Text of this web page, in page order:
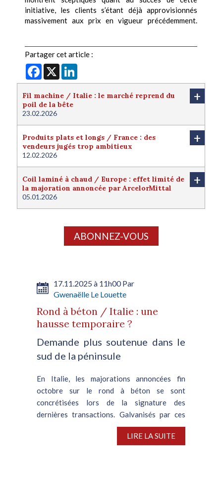
initiative, les clients s’étant déjà approvisionnés
massivement aux prix en vigueur précédemment.
Partager cet article :
Facebook
X
Fil machine / Italie : le marché reprend du
poil de la bête
23.02.2026
+
Produits plats et longs / France : des
vendeurs jugés trop ambitieux
12.02.2026
+
Coil laminé à chaud / Europe : effet limité de
la majoration annoncée par ArcelorMittal
05.01.2026
+
ABONNEZ-VOUS
17.11.2025 à 11h00 Par
Gwenaëlle Le Louette
Rond à béton / Italie : une
hausse temporaire ?
Demande plus soutenue dans le
sud de la péninsule
En Italie, les majorations annoncées fin
octobre sur le rond à béton se sont
concrétisées lors de la signature des
dernières transactions. Galvanisés par ces
tentatives fructueuses et pénalisés par la
flambée des coûts de production,...LIRE LA SUITE